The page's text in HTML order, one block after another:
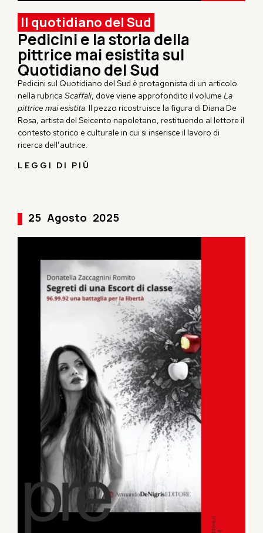
Il quotidiano del Sud
Pedicini e la storia della
pittrice mai esistita sul
Quotidiano del Sud
Pedicini sul Quotidiano del Sud è protagonista di un articolo
nella rubrica Scaffali, dove viene approfondito il volume La
pittrice mai esistita. Il pezzo ricostruisce la figura di Diana De
Rosa, artista del Seicento napoletano, restituendo al lettore il
contesto storico e culturale in cui si inserisce il lavoro di
ricerca dell’autrice.
LEGGI DI PIÙ
25 Agosto 2025